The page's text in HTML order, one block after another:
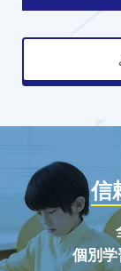
信
個別学